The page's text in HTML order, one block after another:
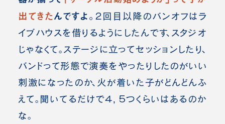
出てきたんですよ。 ２回目以降のバンオフはラ
イブハウスを借りるようにしたんです、スタジオ
じゃなくて。ステージに立ってセッションしたり、
バンドって形態で演奏をやったりしたのがいい
刺激になったのか、火が着いた子がどんどんふ
えて。聞いてるだけで４，５つくらいはあるのか
な。